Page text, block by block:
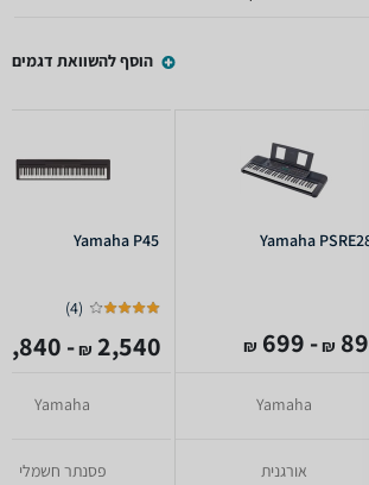
הוסף להשוואת דגמים
Yamaha
₪
- 699
₪
Yamaha
אורגנית
Yamaha P45
(
4
)
2,540
₪
- 1,840
Yamaha
פסנתר חשמלי